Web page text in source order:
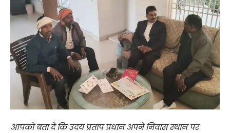
आपको बता दे कि उदय प्रताप प्रधान अपने निवास स्थान पर